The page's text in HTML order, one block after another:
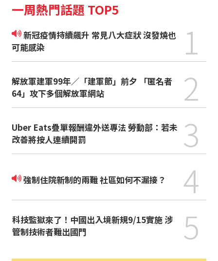
一周熱門話題 TOP5
新冠疫情持續飆升 常見八大症狀 沒發燒也
可能感染
1
解放軍建軍99年／「建軍節」前夕 「匿名者
64」攻下多個解放軍網站
2
Uber Eats疊單報酬違外送專法 勞動部：若未
改善將按人連續開罰
3
強制住院新制的兩難 社區如何不漏接？ 4
科技監獄來了！中國出入境新規9/15實施 涉
管制技術者難出國門
5